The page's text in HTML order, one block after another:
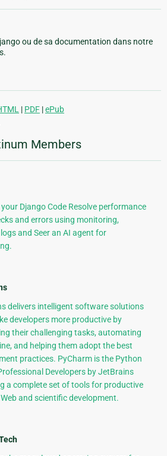
ou de sa documentation dans notre
| PDF |ePub
Members
Django Code Resolve performance
and errors using monitoring,
and Seer an AI agent for
delivers intelligent software solutions
developers more productive by
their challenging tasks, automating
and helping them adopt the best
practices. PyCharm is the Python
Developers by JetBrains
a complete set of tools for productive
and scientific development.